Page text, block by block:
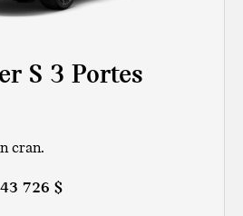
S 3 Portes
cran.
43 726 $